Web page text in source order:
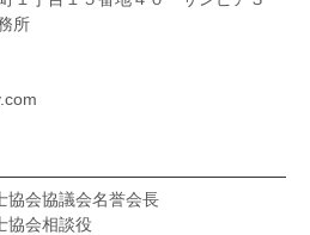
所
協会協議会名誉会長
協会相談役